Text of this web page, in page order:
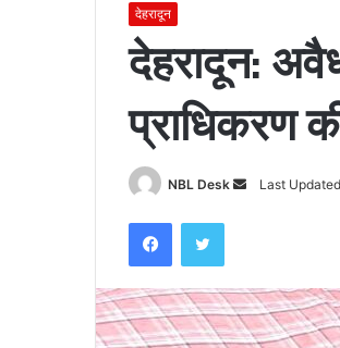
देहरादून
देहरादून:
प्राधिकरण
NBL Desk
Send
Last
FacebookTwitter